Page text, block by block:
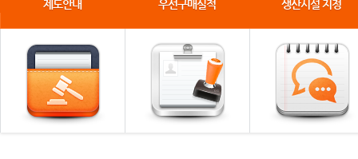
제도안내 우선구매실적 생산시설 지정